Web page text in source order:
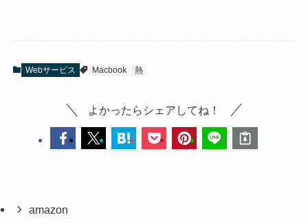
Webサービス Macbook 熱
よかったらシェアしてね！
amazon